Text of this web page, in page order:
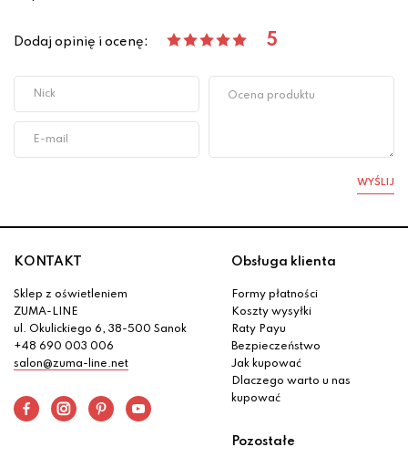
Dodaj opinię i ocenę: 5
WYŚLIJ
KONTAKT
Sklep z oświetleniem
ZUMA-LINE
ul. Okulickiego 6, 38-500 Sanok
+48 690 003 006
salon@zuma-line.net
Obsługa klienta
Formy płatności
Koszty wysyłki
Raty Payu
Bezpieczeństwo
Jak kupować
Dlaczego warto u nas
kupować
Pozostałe